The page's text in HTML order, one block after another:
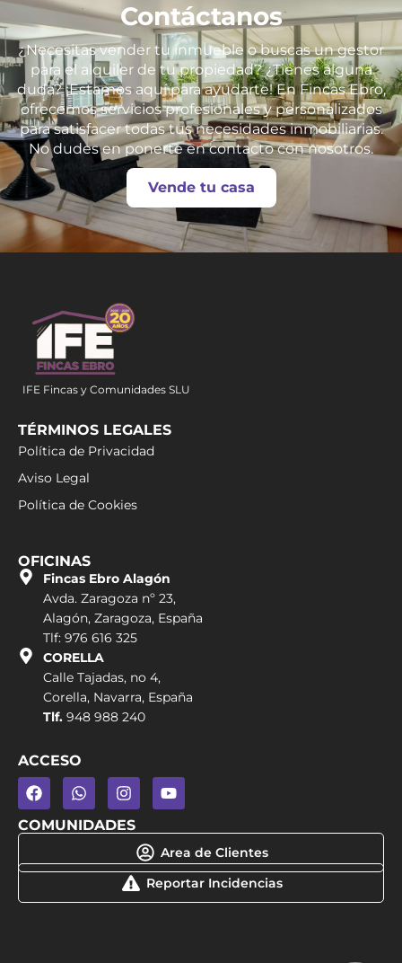
Contáctanos
¿Necesitas vender tu inmueble o buscas un gestor
para el alquiler de tu propiedad? ¿Tienes alguna
duda? ¡Estamos aquí para ayudarte! En Fincas Ebro,
ofrecemos servicios profesionales y personalizados
para satisfacer todas tus necesidades inmobiliarias.
No dudes en ponerte en contacto con nosotros.
Vende tu casa
IFE Fincas y Comunidades SLU
TÉRMINOS LEGALES
Política de Privacidad
Aviso Legal
Política de Cookies
OFICINAS
Fincas Ebro Alagón
Avda. Zaragoza nº 23,
Alagón, Zaragoza, España
Tlf: 976 616 325
CORELLA
Calle Tajadas, no 4,
Corella, Navarra, España
Tlf. 948 988 240
ACCESO
COMUNIDADES
Area de Clientes
Reportar Incidencias